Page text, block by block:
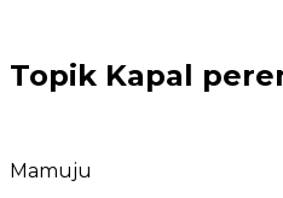
Topik Kapal
Mamuju